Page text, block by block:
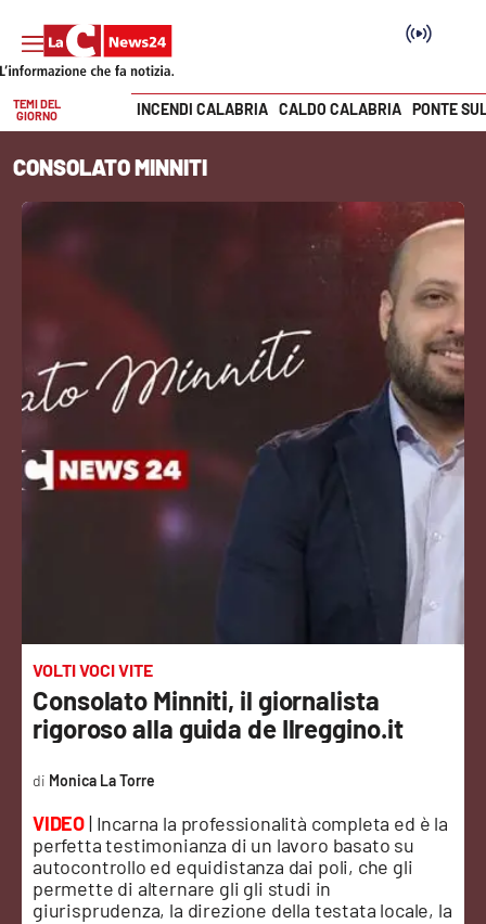
SEZIONI
Economia e lavoro
Italia Mondo
Podcast
Meteo
Editoriali
VIDEO
Ambiente
Vai
TEMI DEL
GIORNO
INCENDI CALABRIA CALDO CALABRIA PONTE
CONSOLATO MINNITI
VOLTI VOCI VITE
Consolato Minniti, il giornalista
rigoroso alla guida de Ilreggino.it
VIDEO| Incarna la professionalità completa ed è la
perfetta testimonianza di un lavoro basato su
autocontrollo ed equidistanza dai poli, che gli
permette di alternare gli gli studi in
giurisprudenza, la direzione della testata locale, la
Monica La Torre